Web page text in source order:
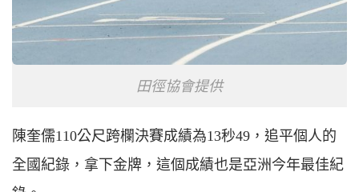
田徑協會提供
陳奎儒110公尺跨欄決賽成績為13秒49，追平個人的
全國紀錄，拿下金牌，這個成績也是亞洲今年最佳紀